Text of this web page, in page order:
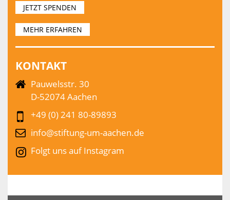
JETZT SPENDEN
MEHR ERFAHREN
KONTAKT
Pauwelsstr. 30
D-52074 Aachen
+49 (0) 241 80-89893
info@stiftung-um-aachen.de
Folgt uns auf Instagram